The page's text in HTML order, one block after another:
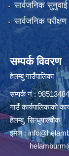
सार्वजनिक सुनुवाई
सार्वजनिक परीक्षण
सम्पर्क विवरण
हेलम्बु गाउँपालिका
सम्पर्क नं :
गाउँ कार्यपालिकाको
हेलम्बु, सिन्धुपाल्चोक
इमेल :